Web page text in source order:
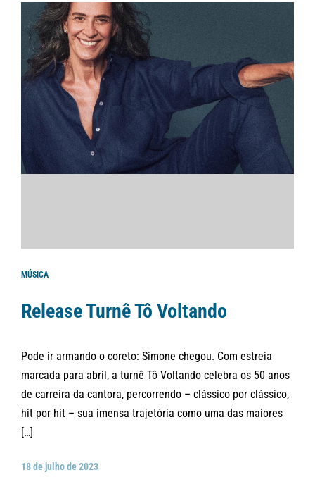
MÚSICA
Release Turnê Tô Voltando
Pode ir armando o coreto: Simone chegou. Com estreia
marcada para abril, a turnê Tô Voltando celebra os 50 anos
de carreira da cantora, percorrendo – clássico por clássico,
hit por hit – sua imensa trajetória como uma das maiores
[…]
18 de julho de 2023